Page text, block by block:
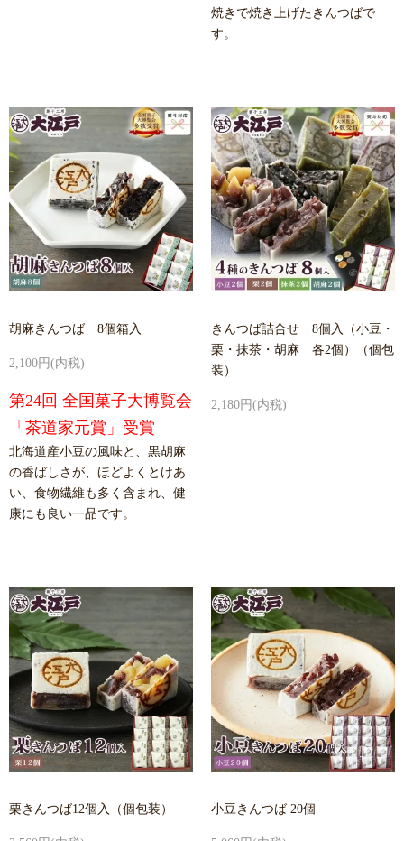
焼きで焼き上げたきんつばで
す。
胡麻きんつば 8個箱入
2,100円(内税)
第24回 全国菓子大博覧会
「茶道家元賞」受賞
北海道産小豆の風味と、黒胡麻
の香ばしさが、ほどよくとけあ
い、食物繊維も多く含まれ、健
康にも良い一品です。
きんつば詰合せ 8個入（小豆・
栗・抹茶・胡麻 各2個）（個包
装）
2,180円(内税)
栗きんつば12個入（個包装） 小豆きんつば 20個